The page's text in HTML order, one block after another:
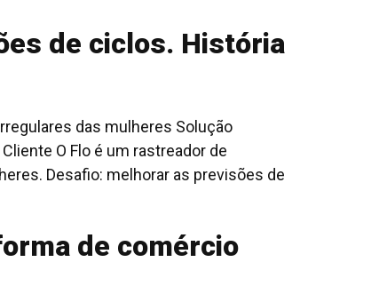
de ciclos. História
das mulheres Solução
O Flo é um rastreador de
Desafio: melhorar as previsões de
de comércio